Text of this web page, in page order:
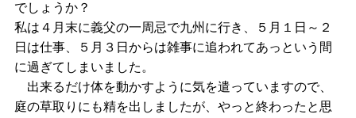
でしょうか？
私は４月末に義父の一周忌で九州に行き、５月１日～２
日は仕事、５月３日からは雑事に追われてあっという間
に過ぎてしまいました。
出来るだけ体を動かすように気を遣っていますので、
庭の草取りにも精を出しましたが、やっと終わったと思